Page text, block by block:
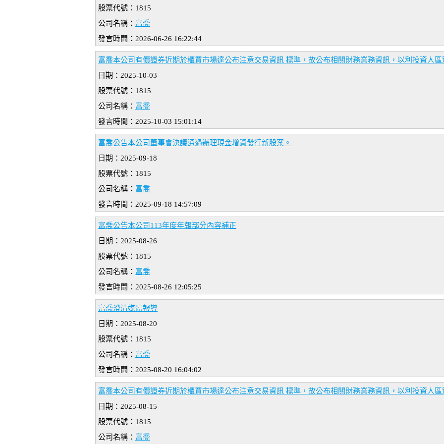
股票代號：1815
公司名稱： 富喬
發言時間：2026-06-26 16:22:44
富喬本公司有價證券近期於櫃買市場達公布注意交易資訊 標準，故公布相關財務業務資訊，以利投資人區
日期：2025-10-03
股票代號：1815
公司名稱： 富喬
發言時間：2025-10-03 15:01:14
富喬公告本公司董事會決議通過辦理現金增資發行新股案。
日期：2025-09-18
股票代號：1815
公司名稱： 富喬
發言時間：2025-09-18 14:57:09
富喬公告本公司113年度年報部分內容補正
日期：2025-08-26
股票代號：1815
公司名稱： 富喬
發言時間：2025-08-26 12:05:25
富喬澄清媒體報導
日期：2025-08-20
股票代號：1815
公司名稱： 富喬
發言時間：2025-08-20 16:04:02
富喬本公司有價證券近期於櫃買市場達公布注意交易資訊 標準，故公布相關財務業務資訊，以利投資人區
日期：2025-08-15
股票代號：1815
公司名稱： 富喬